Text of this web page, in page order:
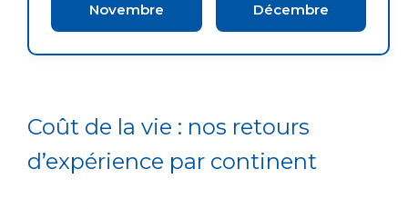
Novembre Décembre
Coût de la vie : nos retours
d’expérience par continent